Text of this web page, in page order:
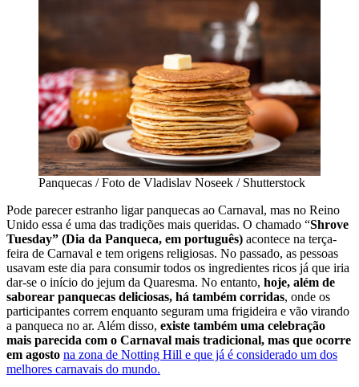
Panquecas / Foto de Vladislav Noseek / Shutterstock
Pode parecer estranho ligar panquecas ao Carnaval, mas no Reino
Unido essa é uma das tradições mais queridas. O chamado “Shrove
Tuesday” (Dia da Panqueca, em português) acontece na terça-
feira de Carnaval e tem origens religiosas. No passado, as pessoas
usavam este dia para consumir todos os ingredientes ricos já que iria
dar-se o início do jejum da Quaresma. No entanto, hoje, além de
saborear panquecas deliciosas, há também corridas, onde os
participantes correm enquanto seguram uma frigideira e vão virando
a panqueca no ar. Além disso, existe também uma celebração
mais parecida com o Carnaval mais tradicional, mas que ocorre
em agosto na zona de Notting Hill e que já é considerado um dos
melhores carnavais do mundo.